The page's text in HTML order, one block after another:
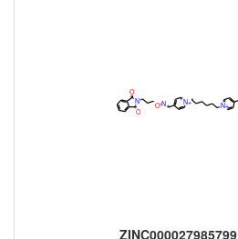
ZINC000027985799